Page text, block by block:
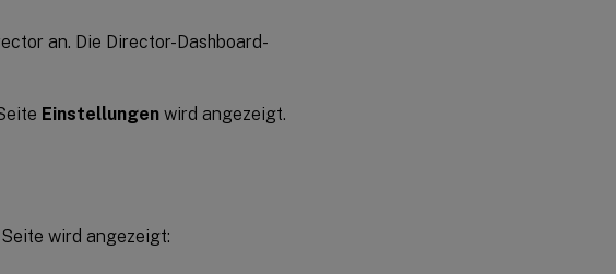
an. Die Director-Dashboard-
Einstellungen wird angezeigt.
wird angezeigt: